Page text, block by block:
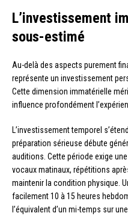
L’investissement
sous-estimé
Au-delà des aspects purement
représente un investissement
Cette dimension immatérielle
influence profondément
L’investissement temporel
préparation sérieuse débute
auditions. Cette période exige
vocaux matinaux, répétitions
maintenir la condition physique.
facilement 10 à 15 heures
l’équivalent d’un mi-temps sur